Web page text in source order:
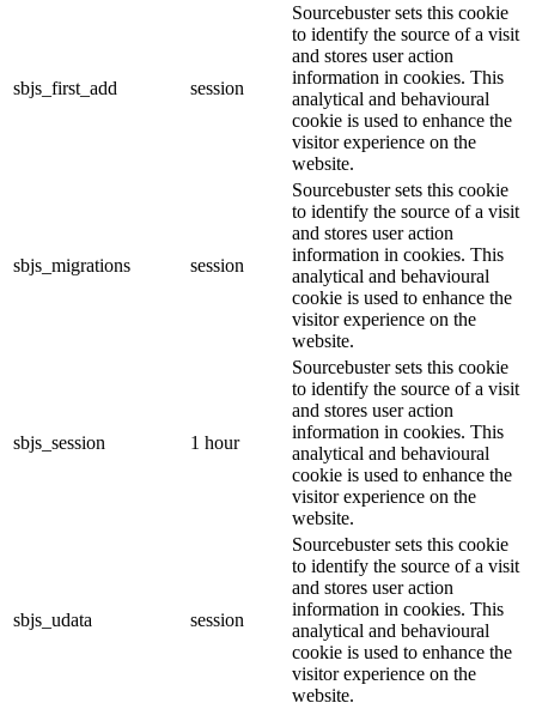
sbjs_first_add session
Sourcebuster sets this cookie
to identify the source of a visit
and stores user action
information in cookies. This
analytical and behavioural
cookie is used to enhance the
visitor experience on the
website.
sbjs_migrations session
Sourcebuster sets this cookie
to identify the source of a visit
and stores user action
information in cookies. This
analytical and behavioural
cookie is used to enhance the
visitor experience on the
website.
sbjs_session 1 hour
Sourcebuster sets this cookie
to identify the source of a visit
and stores user action
information in cookies. This
analytical and behavioural
cookie is used to enhance the
visitor experience on the
website.
sbjs_udata session
Sourcebuster sets this cookie
to identify the source of a visit
and stores user action
information in cookies. This
analytical and behavioural
cookie is used to enhance the
visitor experience on the
website.